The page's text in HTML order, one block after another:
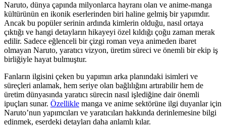
Naruto, dünya çapında milyonlarca hayranı olan ve anime-manga
kültürünün en ikonik eserlerinden biri haline gelmiş bir yapımdır.
Ancak bu popüler serinin ardında kimlerin olduğu, nasıl ortaya
çıktığı ve hangi detayların hikayeyi özel kıldığı çoğu zaman merak
edilir. Sadece eğlenceli bir çizgi roman veya animeden ibaret
olmayan Naruto, yaratıcı vizyon, üretim süreci ve önemli bir ekip iş
birliğiyle hayat bulmuştur.
Fanların ilgisini çeken bu yapımın arka planındaki isimleri ve
süreçleri anlamak, hem seriye olan bağlılığını artırabilir hem de
üretim dünyasında yaratıcı sürecin nasıl işlediğine dair önemli
ipuçları sunar. Özellikle manga ve anime sektörüne ilgi duyanlar için
Naruto’nun yapımcıları ve yaratıcıları hakkında derinlemesine bilgi
edinmek, eserdeki detayları daha anlamlı kılar.